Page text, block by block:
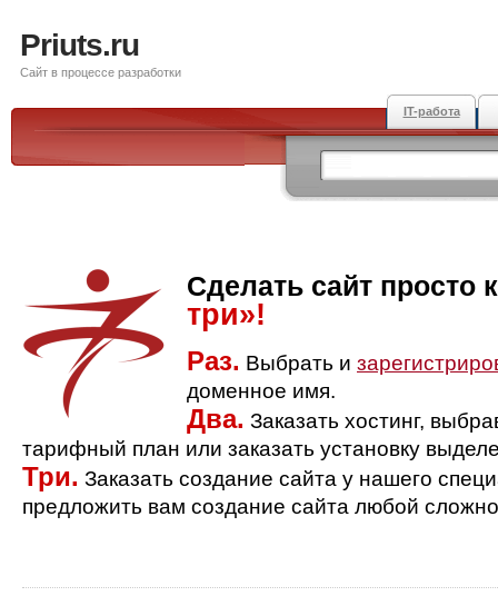
Priuts.ru
Сайт в процессе разработки
IT-работа
Сделать сайт просто
три»!
Раз. Выбрать и
доменное имя.
Два. Заказать хостинг,
тарифный план или заказать установку
Три. Заказать создание сайта у нашего
предложить вам создание сайта любой